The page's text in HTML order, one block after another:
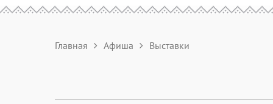
Главная Афиша Выставки